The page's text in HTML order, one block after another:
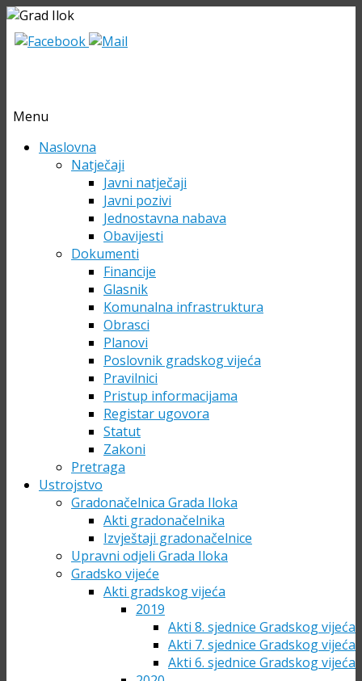
Menu
Skip Naslovna
Natječaji
Javni natječaji
Javni pozivi
Jednostavna nabava
Obavijesti
Dokumenti
Financije
Glasnik
Komunalna infrastruktura
Obrasci
Planovi
Poslovnik gradskog vijeća
Pravilnici
Pristup informacijama
Registar ugovora
Statut
Zakoni
Pretraga
Ustrojstvo
Gradonačelnica Grada Iloka
Akti gradonačelnika
Izvještaji gradonačelnice
Upravni odjeli Grada Iloka
Gradsko vijeće
Akti gradskog vijeća
2019
Akti 8. sjednice Gradskog vijeća
Akti 7. sjednice Gradskog vijeća
Akti 6. sjednice Gradskog vijeća